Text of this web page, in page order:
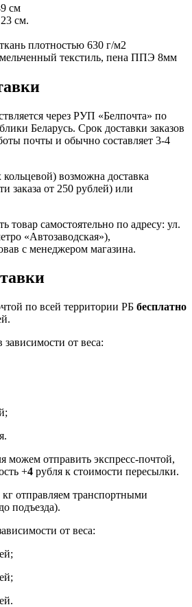
см
см.
плотностью 630 г/м2
текстиль, пена ППЭ 8мм
через РУП «Белпочта» по
Беларусь. Срок доставки заказов
почты и обычно составляет 3-4
возможна доставка
заказа от 250 рублей) или
товар самостоятельно по адресу: ул.
«Автозаводская»),
с менеджером магазина.
по всей территории РБ бесплатно
от веса:
можем отправить экспресс-почтой,
+4 рубля к стоимости пересылки.
отправляем транспортными
подъезда).
от веса: